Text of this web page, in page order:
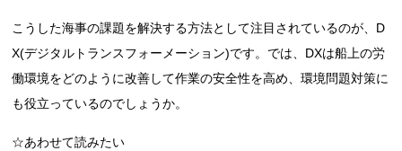
こうした海事の課題を解決する方法として注目されているのが、D
X(デジタルトランスフォーメーション)です。では、DXは船上の労
働環境をどのように改善して作業の安全性を高め、環境問題対策に
も役立っているのでしょうか。
☆あわせて読みたい